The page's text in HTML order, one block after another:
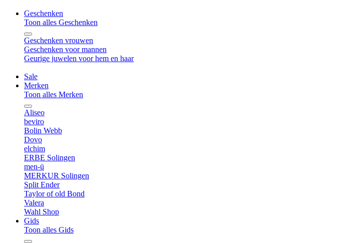
Geschenken
Toon alles Geschenken
Geschenken vrouwen
Geschenken voor mannen
Geurige juwelen voor hem en haar
Sale
Merken
Toon alles Merken
Aliseo
beviro
Bolin Webb
Dovo
elchim
ERBE Solingen
men-ü
MERKUR Solingen
Split Ender
Taylor of old Bond
Valera
Wahl Shop
Gids
Toon alles Gids